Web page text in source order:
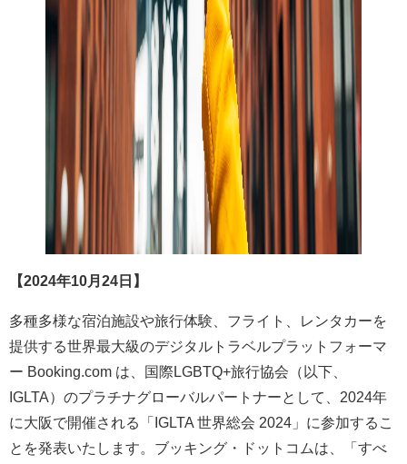
【2024年10月24日】
多種多様な宿泊施設や旅行体験、フライト、レンタカーを
提供する世界最大級のデジタルトラベルプラットフォーマ
ー Booking.com は、国際LGBTQ+旅行協会（以下、
IGLTA）のプラチナグローバルパートナーとして、2024年
に大阪で開催される「IGLTA 世界総会 2024」に参加するこ
とを発表いたします。ブッキング・ドットコムは、「すべ